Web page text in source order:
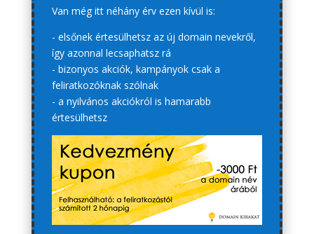
Van még itt néhány érv ezen kívül is:
- elsőnek értesülhetsz az új domain nevekről,
így azonnal lecsaphatsz rá
- bizonyos akciók, kampányok csak a
feliratkozóknak szólnak
- a nyilvános akciókról is hamarabb
értesülhetsz